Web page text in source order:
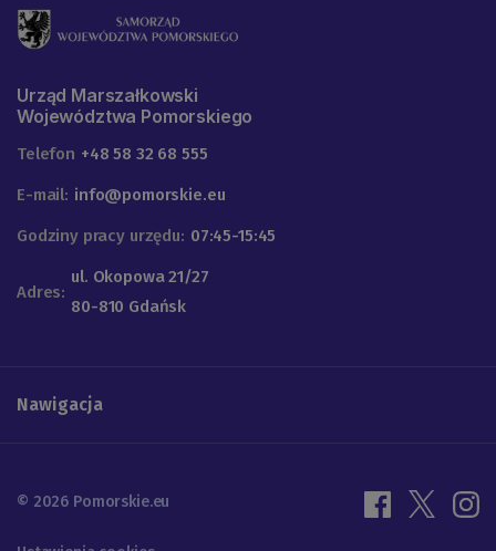
Urząd Marszałkowski
Województwa Pomorskiego
Telefon +48 58 32 68 555
E-mail: info@pomorskie.eu
Godziny pracy urzędu: 07:45-15:45
Adres:
ul. Okopowa 21/27
80-810 Gdańsk
Nawigacja
© 2026 Pomorskie.eu